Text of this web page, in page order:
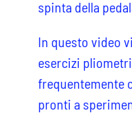
spinta della
In questo video
esercizi
frequentemente
pronti a